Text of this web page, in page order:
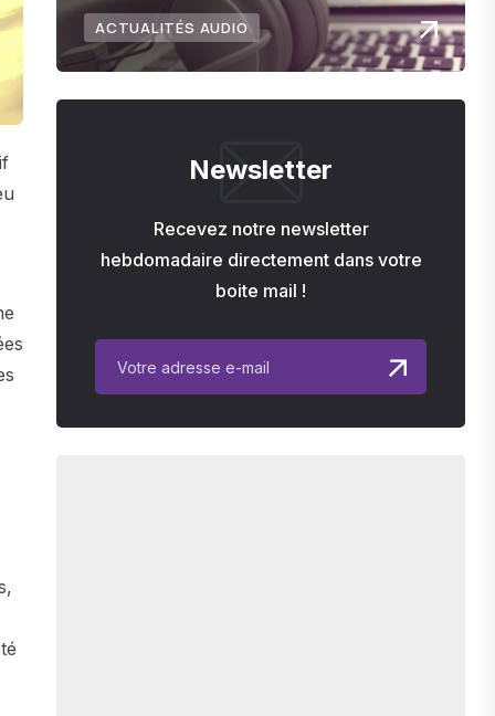
ACTUALITÉS AUDIO
Newsletter
Recevez notre newsletter
hebdomadaire directement dans votre
boite mail !